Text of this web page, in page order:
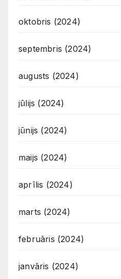
oktobris (2024)
septembris (2024)
augusts (2024)
jūlijs (2024)
jūnijs (2024)
maijs (2024)
aprīlis (2024)
marts (2024)
februāris (2024)
janvāris (2024)